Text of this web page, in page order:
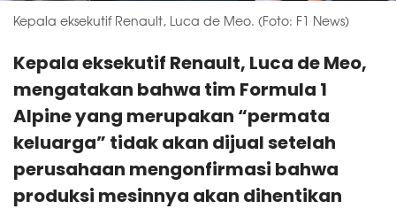
Kepala eksekutif Renault, Luca de Meo. (Foto: F1 News)
Kepala eksekutif Renault, Luca de Meo,
mengatakan bahwa tim Formula 1
Alpine yang merupakan “permata
keluarga” tidak akan dijual setelah
perusahaan mengonfirmasi bahwa
produksi mesinnya akan dihentikan